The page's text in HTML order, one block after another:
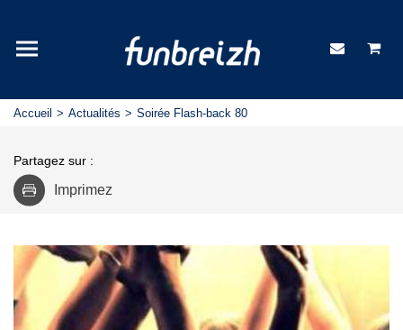
Accueil Actualités Soirée Flash-back 80
Partagez sur :
Imprimez